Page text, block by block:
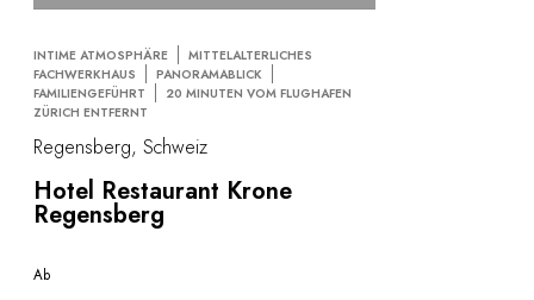
INTIME ATMOSPHÄRE
MITTELALTERLICHES
FACHWERKHAUS
PANORAMABLICK
FAMILIENGEFÜHRT
20 MINUTEN VOM FLUGHAFEN
ZÜRICH ENTFERNT
Regensberg, Schweiz
Hotel Restaurant Krone
Regensberg
Ab